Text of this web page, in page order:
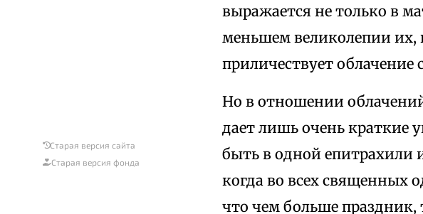
Старая версия сайта
Старая версия фонда
выражается не только в
меньшем великолепии их,
приличествует облачение
Но в отношении
дает лишь очень краткие
быть в одной епитрахили
когда во всех священных
что чем больше праздник,